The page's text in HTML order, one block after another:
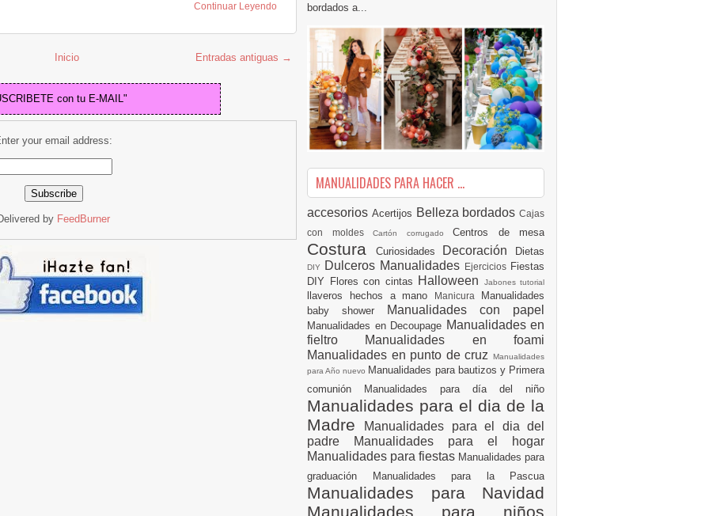
Continuar Leyendo
Entradas antiguas →
Inicio
con tu E-MAIL"
your email address:
by FeedBurner
bordados a...
MANUALIDADES PARA HACER ...
accesorios Acertijos Belleza bordados Cajas
con moldes Cartón corrugado Centros de mesa
Costura Curiosidades Decoración Dietas
DIY Dulceros Manualidades Ejercicios Fiestas
DIY Flores con cintas Halloween Jabones tutorial
llaveros hechos a mano Manicura Manualidades
baby shower
Manualidades con papel
Manualidades en Decoupage Manualidades en
fieltro Manualidades en foami
Manualidades en punto de cruz
Manualidades
para Año nuevo Manualidades para bautizos y Primera
comunión Manualidades para día del niño
Manualidades para el dia de la
Madre
Manualidades para el dia del
padre
Manualidades para el hogar
Manualidades para fiestas Manualidades para
graduación Manualidades para la Pascua
Manualidades para Navidad
Manualidades para niños